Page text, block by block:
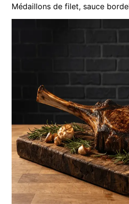
Médaillons de filet, sauce